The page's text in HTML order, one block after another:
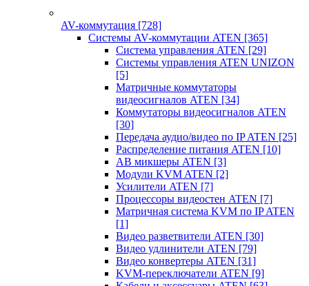
AV-коммутация [728]
Системы AV-коммутации ATEN [365]
Система управления ATEN [29]
Системы управления ATEN UNIZON
[5]
Матричные коммутаторы
видеосигналов ATEN [34]
Коммутаторы видеосигналов ATEN
[30]
Передача аудио/видео по IP ATEN [25]
Распределение питания ATEN [10]
АВ микшеры ATEN [3]
Модули KVM ATEN [2]
Усилители ATEN [7]
Процессоры видеостен ATEN [7]
Матричная система KVM по IP ATEN
[1]
Видео разветвители ATEN [30]
Видео удлинители ATEN [79]
Видео конвертеры ATEN [31]
KVM-переключатели ATEN [9]